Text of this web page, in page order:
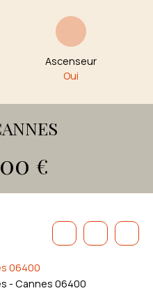
Ascenseur
Oui
€
06400
- Cannes 06400